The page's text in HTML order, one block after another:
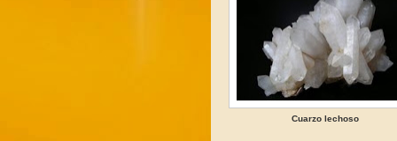
Cuarzo lechoso